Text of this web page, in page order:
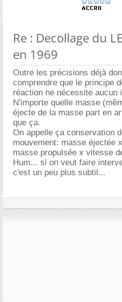
Re : Decollage du
en 1969
Outre les précisions déjà
comprendre que le principe
réaction ne nécessite aucun
N'importe quelle masse
éjecte de la masse part en
que ça.
On appelle ça conservation
mouvement: masse éjectée
masse propulsée x vitesse
Hum... si on veut faire
c'est un peu plus subtil...